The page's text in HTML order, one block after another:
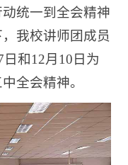
统一到全会精神
我校讲师团成员
和12月10日为
全会精神。